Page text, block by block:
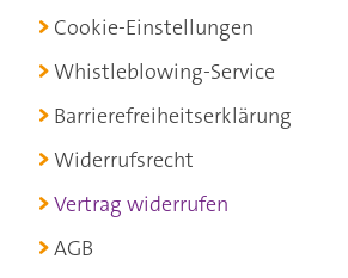
Cookie-Einstellungen
Whistleblowing-Service
Barrierefreiheitserklärung
Widerrufsrecht
Vertrag widerrufen
AGB